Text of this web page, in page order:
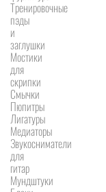
Тренировочные
пэды
и
заглушки
Мостики
для
скрипки
Смычки
Пюпитры
Лигатуры
Медиаторы
Звукосниматели
для
гитар
Мундштуки